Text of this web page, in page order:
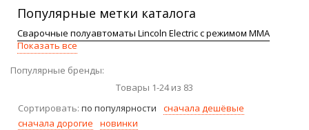
Популярные метки каталога
Сварочные полуавтоматы Lincoln Electric с режимом ММА
Показать все
Популярные бренды:
Товары 1-24из 83
Сортировать: по популярности
сначала дешёвые
сначала дорогие
новинки